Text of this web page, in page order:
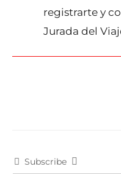
registrarte y
Jurada del
Subscribe